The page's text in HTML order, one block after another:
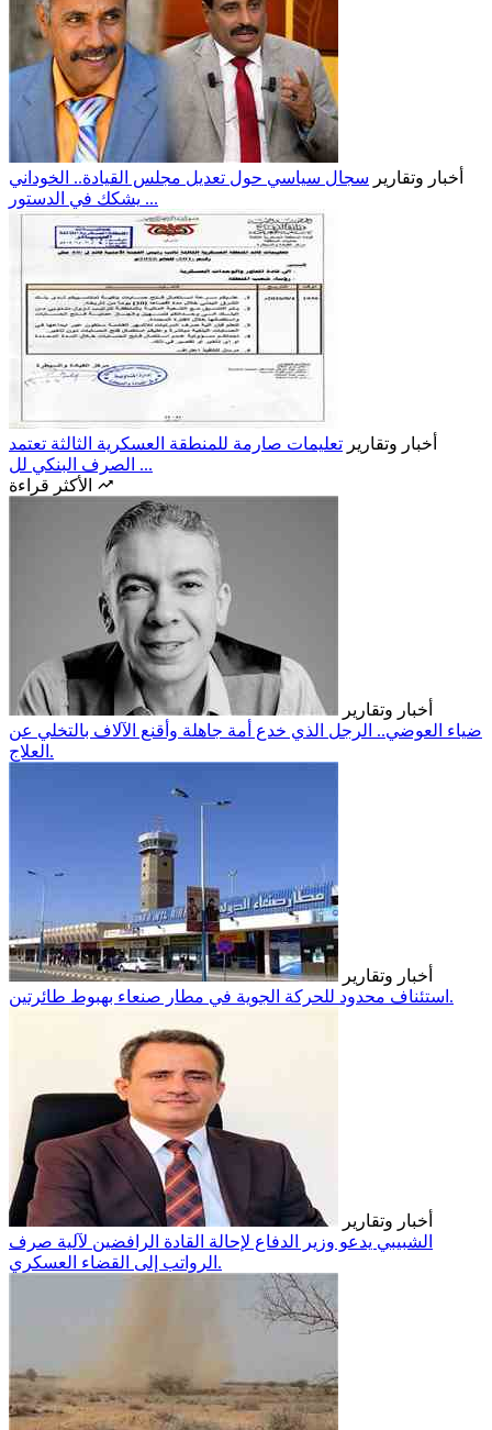
أخبار وتقارير سجال سياسي حول تعديل مجلس القيادة.. الخوداني
يشكك في الدستور ...
أخبار وتقارير تعليمات صارمة للمنطقة العسكرية الثالثة تعتمد
الصرف البنكي لل ...
أخبار وتقارير
ضياء العوضي.. الرجل الذي خدع أمة جاهلة وأقنع الآلاف بالتخلي عن
العلاج.
أخبار وتقارير
استئناف محدود للحركة الجوية في مطار صنعاء بهبوط طائرتين.
أخبار وتقارير
الشبيبي يدعو وزير الدفاع لإحالة القادة الرافضين لآلية صرف
الرواتب إلى القضاء العسكري.